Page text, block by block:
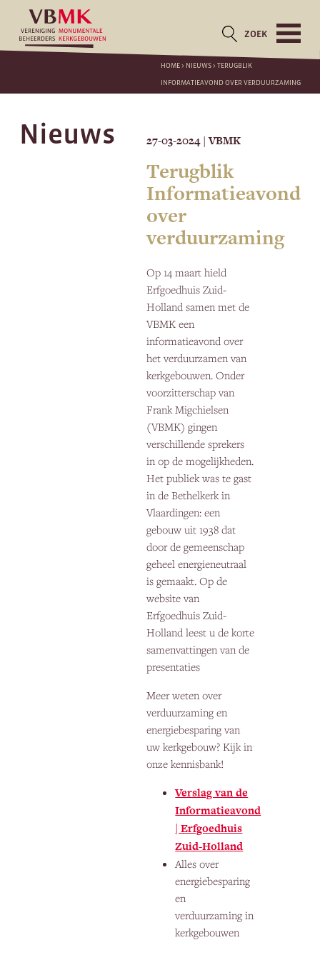
ZOEK
HOME> NIEUWS>TERUGBLIK
INFORMATIEAVOND OVER VERDUURZAMING
Nieuws 27-03-2024 | VBMK
Terugblik
Informatieavond
over
verduurzaming
Op 14 maart hield
Erfgoedhuis Zuid-
Holland samen met de
VBMK een
informatieavond over
het verduurzamen van
kerkgebouwen. Onder
voorzitterschap van
Frank Migchielsen
(VBMK) gingen
verschillende sprekers
in op de mogelijkheden.
Het publiek was te gast
in de Bethelkerk in
Vlaardingen: een
gebouw uit 1938 dat
door de gemeenschap
geheel energieneutraal
is gemaakt. Op de
website van
Erfgoedhuis Zuid-
Holland leest u de korte
samenvattingen van de
presentaties
Meer weten over
verduurzaming en
energiebesparing van
uw kerkgebouw? Kijk in
onze kennisbank!
Verslag van de
Informatieavond
| Erfgoedhuis
Zuid-Holland
Alles over
energiebesparing
en
verduurzaming in
kerkgebouwen